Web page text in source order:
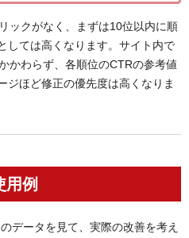
ックがなく、まずは10位以内に順
しては高くなります。サイト内で
かわらず、各順位のCTRの参考値
ジほど修正の優先度は高くなりま
用例
のデータを見て、実際の改善を考え